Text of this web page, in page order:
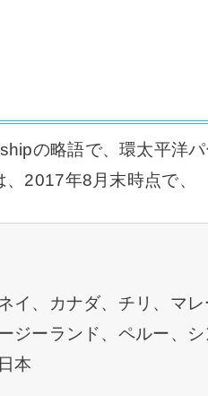
の略語で、環太平洋パ
2017年8月末時点で、
イ、カナダ、チリ、マレ
ジーランド、ペルー、シ
本